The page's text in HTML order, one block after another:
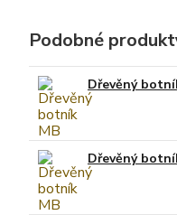
Podobné
Dřevěný
Dřevěný